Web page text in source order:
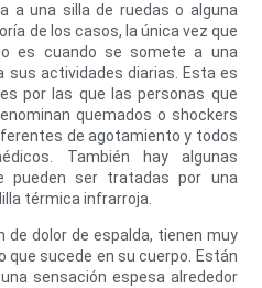
a una silla de ruedas o alguna
de los casos, la única vez que
es cuando se somete a una
sus actividades diarias. Esta es
por las que las personas que
quemados o shockers
de agotamiento y todos
También hay algunas
pueden ser tratadas por una
térmica infrarroja.
de dolor de espalda, tienen muy
que sucede en su cuerpo. Están
sensación espesa alrededor